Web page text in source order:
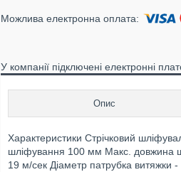
У компанії підключені електронні
Опис
Характеристики Стрічковий
шліфування 100 мм Макс. довжина
19 м/сек Діаметр патрубка витяжки